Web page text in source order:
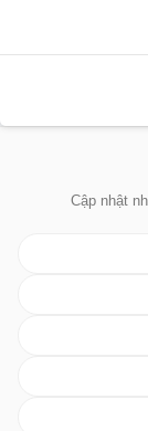
Cập nhật